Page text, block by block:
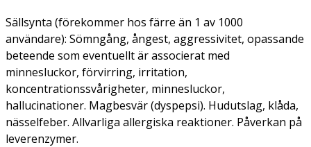
Sällsynta (förekommer hos färre än 1 av 1000
användare): Sömngång, ångest, aggressivitet, opassande
beteende som eventuellt är associerat med
minnesluckor, förvirring, irritation,
koncentrationssvårigheter, minnesluckor,
hallucinationer. Magbesvär (dyspepsi). Hudutslag, klåda,
nässelfeber. Allvarliga allergiska reaktioner. Påverkan på
leverenzymer.